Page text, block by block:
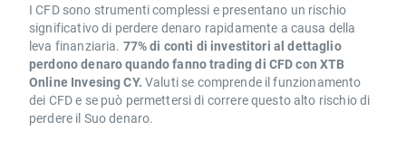
I CFD sono strumenti complessi e presentano un rischio
significativo di perdere denaro rapidamente a causa della
leva finanziaria. 77% di conti di investitori al dettaglio
perdono denaro quando fanno trading di CFD con XTB
Online Invesing CY. Valuti se comprende il funzionamento
dei CFD e se può permettersi di correre questo alto rischio di
perdere il Suo denaro.